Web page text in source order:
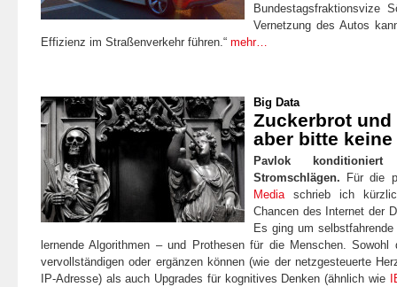
Bundestagsfraktionsvize
Vernetzung des Autos
Effizienz im Straßenverkehr führen.“ mehr…
Big Data
Zuckerbrot und
aber bitte
Pavlok
Stromschlägen. Für die
Media schrieb ich
Chancen des Internet der
Es ging um
lernende Algorithmen – und Prothesen für die Menschen. Sowohl
vervollständigen oder ergänzen können (wie der netzgesteuerte
IP-Adresse) als auch Upgrades für kognitives Denken (ähnlich wie